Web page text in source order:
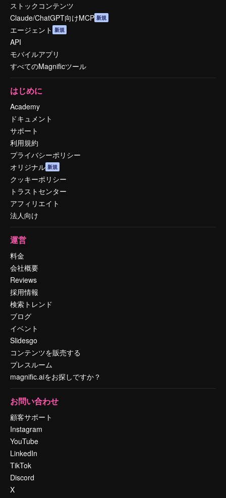
ストックコンテンツ
Claude/ChatGPT向けMCP 新規
エージェント 新規
API
モバイルアプリ
すべてのMagnificツール
はじめに
Academy
ドキュメント
サポート
利用規約
プライバシーポリシー
オリジナル 新規
クッキーポリシー
トラストセンター
アフィリエイト
法人向け
運営
料金
会社概要
Reviews
採用情報
検索トレンド
ブログ
イベント
Slidesgo
コンテンツを販売する
プレスルーム
magnific.aiをお探しですか？
お問い合わせ
顧客サポート
Instagram
YouTube
LinkedIn
TikTok
Discord
X